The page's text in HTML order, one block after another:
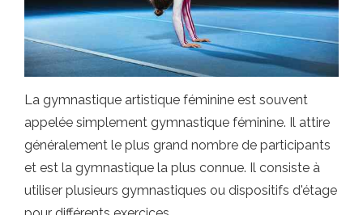
La gymnastique artistique féminine est souvent
appelée simplement gymnastique féminine. Il attire
généralement le plus grand nombre de participants
et est la gymnastique la plus connue. Il consiste à
utiliser plusieurs gymnastiques ou dispositifs d'étage